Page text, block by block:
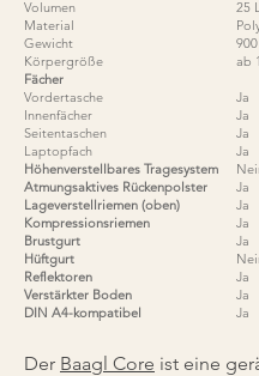
Volumen
Material
Gewicht
Körpergröße
Fächer
Vordertasche
Innenfächer
Seitentaschen
Laptopfach
Höhenverstellbares Tragesystem
Atmungsaktives Rückenpolster
Lageverstellriemen (oben)
Kompressionsriemen
Brustgurt
Hüftgurt
Reflektoren
Verstärkter Boden
DIN A4-kompatibel
25
ab
Ja
Ja
Ja
Ja
Ja
Ja
Ja
Ja
Ja
Ja
Ja
Der Baagl Core ist eine